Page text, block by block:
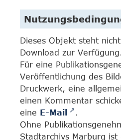
Dieses Objekt steht
Download zur Verfügung.
Für eine
Veröffentlichung des
Druckwerk, eine
einen Kommentar
eine E-Mail
.
Ohne
Stadtarchivs Marburg ist